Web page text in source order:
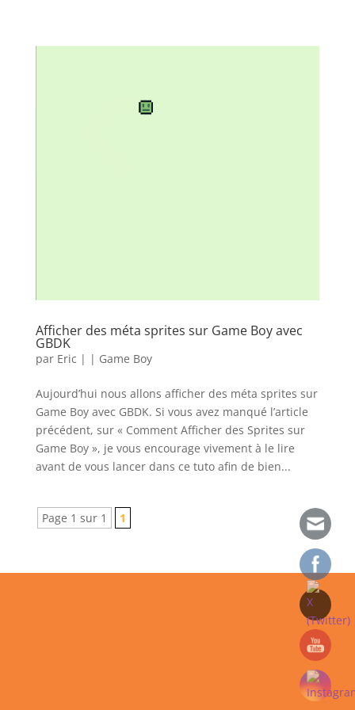
Afficher des méta sprites sur Game Boy avec
GBDK
par Eric | | Game Boy
Aujourd’hui nous allons afficher des méta sprites sur
Game Boy avec GBDK. Si vous avez manqué l’article
précédent, sur « Comment Afficher des Sprites sur
Game Boy », je vous encourage vivement à le lire
avant de vous lancer dans ce tuto afin de bien...
Page 1 sur 1 1